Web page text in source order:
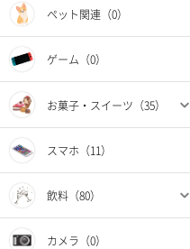
ペット関連（0）
ゲーム（0）
お菓子・スイーツ（35）
スマホ（11）
飲料（80）
カメラ（0）